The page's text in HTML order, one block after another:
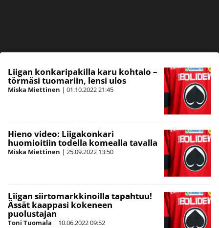
Liigan konkaripakilla karu kohtalo –
törmäsi tuomariin, lensi ulos
Miska Miettinen | 01.10.202221:45
Hieno video: Liigakonkari
huomioitiin todella komealla tavalla
Miska Miettinen | 25.09.2022 13:50
Liigan siirtomarkkinoilla tapahtuu!
Ässät kaappasi kokeneen
puolustajan
Toni Tuomala | 10.06.202209:52